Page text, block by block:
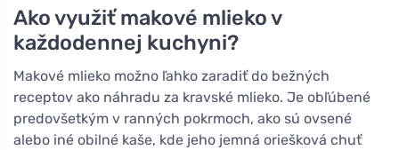
Ako využiť makové mlieko v
každodennej kuchyni?
Makové mlieko možno ľahko zaradiť do bežných
receptov ako náhradu za kravské mlieko. Je obľúbené
predovšetkým v ranných pokrmoch, ako sú ovsené
alebo iné obilné kaše, kde jeho jemná oriešková chuť